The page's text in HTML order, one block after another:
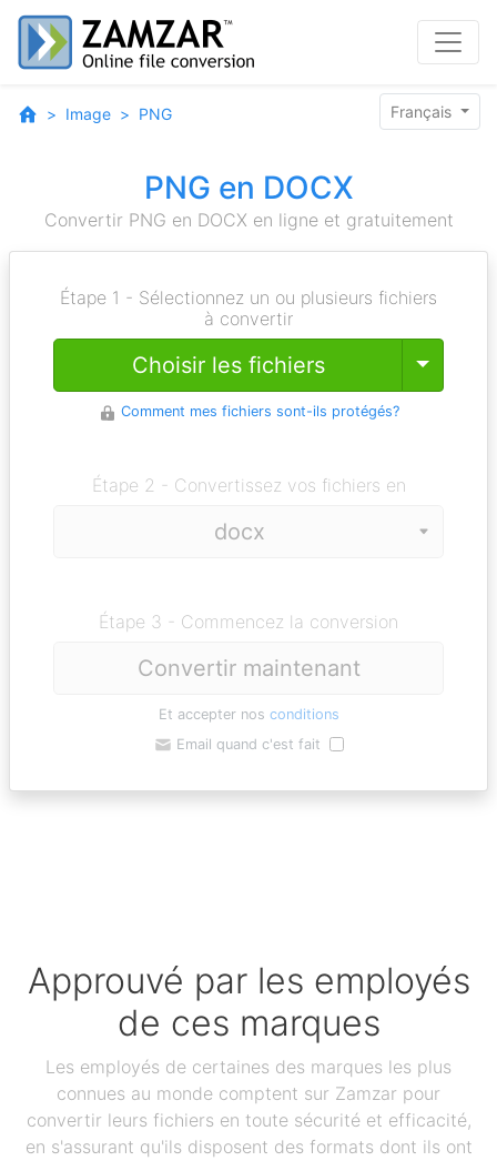
Image PNG Français
PNG en DOCX
Convertir PNG en DOCX en ligne et gratuitement
Étape 1 - Sélectionnez un ou plusieurs fichiers
à convertir
Choisir les fichiers Toggle
Comment mes fichiers sont-ils protégés?
Étape 2 - Convertissez vos fichiers en
Étape 3 - Commencez la conversion
Convertir maintenant
Et accepter nos conditions
Email quand c'est fait
Approuvé par les employés
de ces marques
Les employés de certaines des marques les plus
connues au monde comptent sur Zamzar pour
convertir leurs fichiers en toute sécurité et efficacité,
en s'assurant qu'ils disposent des formats dont ils ont